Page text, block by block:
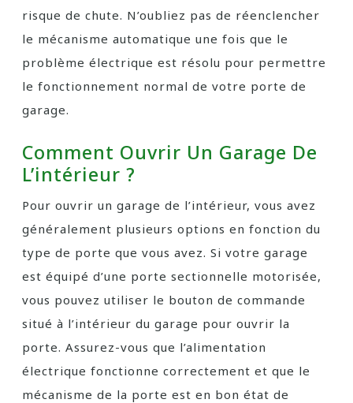
risque de chute. N’oubliez pas de réenclencher
le mécanisme automatique une fois que le
problème électrique est résolu pour permettre
le fonctionnement normal de votre porte de
garage.
Comment Ouvrir Un Garage De
L’intérieur ?
Pour ouvrir un garage de l’intérieur, vous avez
généralement plusieurs options en fonction du
type de porte que vous avez. Si votre garage
est équipé d’une porte sectionnelle motorisée,
vous pouvez utiliser le bouton de commande
situé à l’intérieur du garage pour ouvrir la
porte. Assurez-vous que l’alimentation
électrique fonctionne correctement et que le
mécanisme de la porte est en bon état de